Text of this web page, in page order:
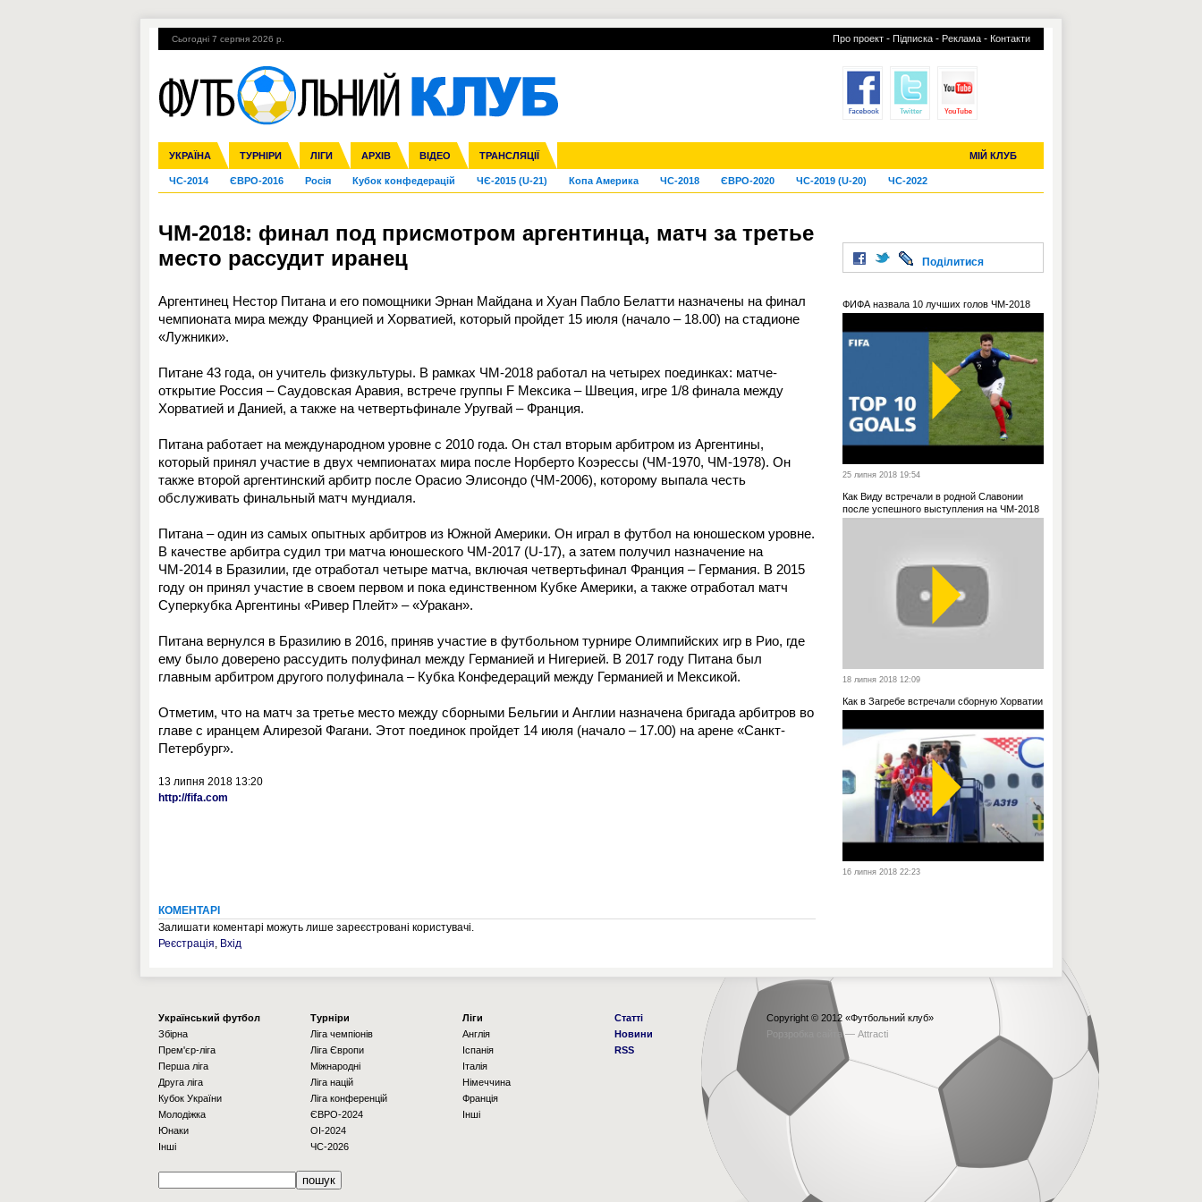
Сьогодні 7 серпня 2026 р. Про проект - Підписка - Реклама - Контакти
УКРАЇНА ТУРНІРИ ЛІГИ АРХІВ ВІДЕО ТРАНСЛЯЦІЇ МІЙ КЛУБ
Збірна Прем'єр-ліга Перша ліга Друга ліга Кубок України Молодіжка
Ліга чемпіонів Ліга Європи Міжнародні Ліга націй Ліга конференцій
Англія Іспанія Італія Німеччина Франція Інші
ЧС-2014 ЄВРО-2016 Росія Кубок конфедерацій ЧЄ-2015 (U-21) Копа Америка ЧС-2018 ЄВРО-2020 ЧС-2019 (U-20) ЧС-2022
Гарячі теми УПЛ, 2-й тур ВІЙНА УПЛ-ПЕРЕХОДИ УСІ ТРАНСФЕРИ
ЧМ-2018: финал под присмотром аргентинца, матч за третье
место рассудит иранец
Аргентинец Нестор Питана и его помощники Эрнан Майдана и Хуан Пабло Белатти назначены на финал
чемпионата мира между Францией и Хорватией, который пройдет 15 июля (начало – 18.00) на стадионе
«Лужники».
Питане 43 года, он учитель физкультуры. В рамках ЧМ-2018 работал на четырех поединках: матче-
открытие Россия – Саудовская Аравия, встрече группы F Мексика – Швеция, игре 1/8 финала между
Хорватией и Данией, а также на четвертьфинале Уругвай – Франция.
Питана работает на международном уровне с 2010 года. Он стал вторым арбитром из Аргентины,
который принял участие в двух чемпионатах мира после Норберто Коэрессы (ЧМ-1970, ЧМ-1978). Он
также второй аргентинский арбитр после Орасио Элисондо (ЧМ-2006), которому выпала честь
обслуживать финальный матч мундиаля.
Питана – один из самых опытных арбитров из Южной Америки. Он играл в футбол на юношеском уровне.
В качестве арбитра судил три матча юношеского ЧМ-2017 (U-17), а затем получил назначение на
ЧМ-2014 в Бразилии, где отработал четыре матча, включая четвертьфинал Франция – Германия. В 2015
году он принял участие в своем первом и пока единственном Кубке Америки, а также отработал матч
Суперкубка Аргентины «Ривер Плейт» – «Уракан».
Питана вернулся в Бразилию в 2016, приняв участие в футбольном турнире Олимпийских игр в Рио, где
ему было доверено рассудить полуфинал между Германией и Нигерией. В 2017 году Питана был
главным арбитром другого полуфинала – Кубка Конфедераций между Германией и Мексикой.
Отметим, что на матч за третье место между сборными Бельгии и Англии назначена бригада арбитров во
главе с иранцем Алирезой Фагани. Этот поединок пройдет 14 июля (начало – 17.00) на арене «Санкт-
Петербург».
13 липня 2018 13:20
http://fifa.com
КОМЕНТАРІ
Залишати коментарі можуть лише зареєстровані користувачі.
Реєстрація, Вхід
Поділитися
ФИФА назвала 10 лучших голов ЧМ-2018
25 липня 2018 19:54
Как Виду встречали в родной Славонии
после успешного выступления на ЧМ-2018
18 липня 2018 12:09
Как в Загребе встречали сборную Хорватии
16 липня 2018 22:23
Українcький футбол
Збірна
Прем'єр-ліга
Перша ліга
Друга ліга
Кубок України
Молодіжка
Юнаки
Інші
Турніри
Ліга чемпіонів
Ліга Європи
Міжнародні
Ліга націй
Ліга конференцій
ЄВРО-2024
OI-2024
ЧС-2026
Ліги
Англія
Іспанія
Італія
Німеччина
Франція
Інші
Статті
Новини
RSS
Copyright © 2012 «Футбольний клуб»
Рорзробка сайта — Attracti